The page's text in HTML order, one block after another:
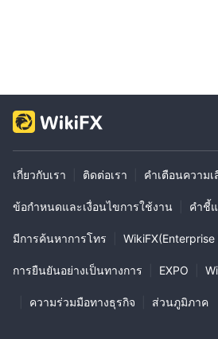
มันไม่ได้รับการควบคุมโดยหน่วยงานทางกา
ๆ และเว็บไซต์ของมันไม่สามารถเข้าถึงได้
สามารถได้รับข้อมูลการลงทุนที่เชื่อถือได้
รับการควบคุมเพื่อให้การลงทุนของคุณปลอด
เกี่ยวกับเรา ติดต่อเรา คำเตือนความเ
ข้อกำหนดและเงื่อนไขการใช้งาน คำชี้
มีการค้นหาการโทร WikiFX(Enterprise
การยืนยันอย่างเป็นทางการ EXPO
ความร่วมมือทางธุรกิจ ส่วนภูมิภาค